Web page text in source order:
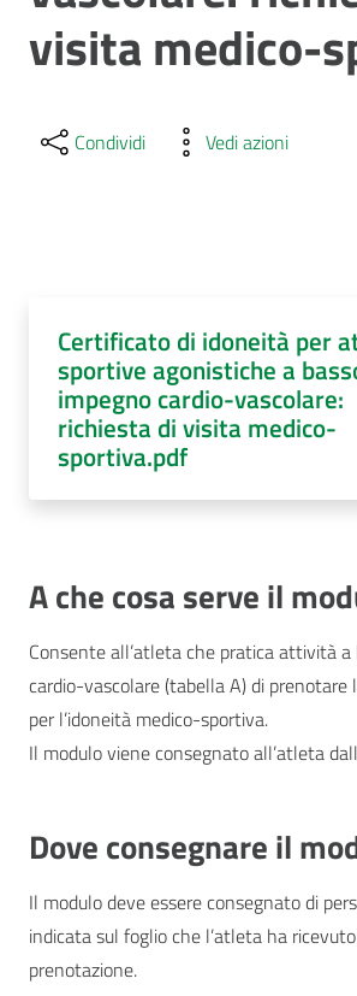
visita medico-
Condividi Vedi azioni
Certificato di idoneità per
sportive agonistiche a
impegno cardio-vascolare:
richiesta di visita medico-
sportiva.pdf
A che cosa serve il
Consente all’atleta che pratica attività a
cardio-vascolare (tabella A) di prenotare
per l’idoneità medico-sportiva.
Il modulo viene consegnato all’atleta
Dove consegnare il
Il modulo deve essere consegnato di
indicata sul foglio che l’atleta ha
prenotazione.